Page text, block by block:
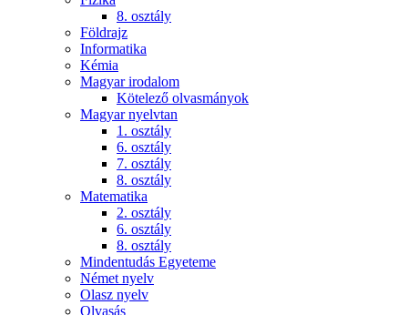
8. osztály
Földrajz
Informatika
Kémia
Magyar irodalom
Kötelező olvasmányok
Magyar nyelvtan
1. osztály
6. osztály
7. osztály
8. osztály
Matematika
2. osztály
6. osztály
8. osztály
Mindentudás Egyeteme
Német nyelv
Olasz nyelv
Olvasás